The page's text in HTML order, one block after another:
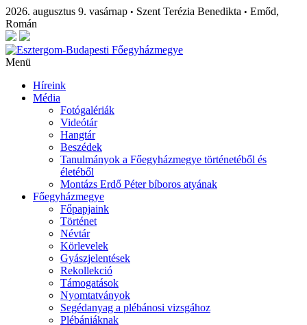
2026. augusztus 9. vasárnap • Szent Terézia Benedikta • Emőd,
Román
Menü
Híreink
Média
Fotógalériák
Videótár
Hangtár
Beszédek
Tanulmányok a Főegyházmegye történetéből és
életéből
Montázs Erdő Péter bíboros atyának
Főegyházmegye
Főpapjaink
Történet
Névtár
Körlevelek
Gyászjelentések
Rekollekció
Támogatások
Nyomtatványok
Segédanyag a plébánosi vizsgához
Plébániáknak